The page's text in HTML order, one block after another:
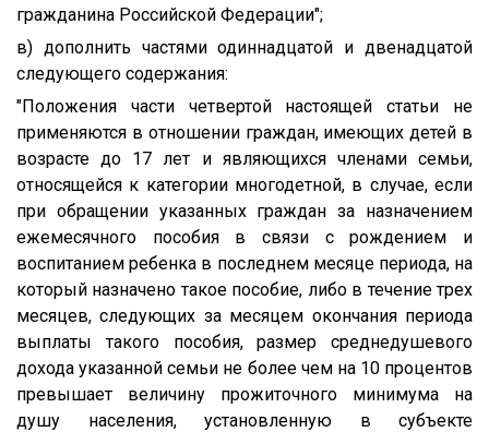
гражданина Российской Федерации";
в) дополнить частями одиннадцатой и двенадцатой
следующего содержания:
"Положения части четвертой настоящей статьи не
применяются в отношении граждан, имеющих детей в
возрасте до 17 лет и являющихся членами семьи,
относящейся к категории многодетной, в случае, если
при обращении указанных граждан за назначением
ежемесячного пособия в связи с рождением и
воспитанием ребенка в последнем месяце периода, на
который назначено такое пособие, либо в течение трех
месяцев, следующих за месяцем окончания периода
выплаты такого пособия, размер среднедушевого
дохода указанной семьи не более чем на 10 процентов
превышает величину прожиточного минимума на
душу населения, установленную в субъекте